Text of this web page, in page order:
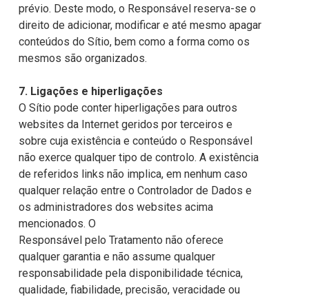
prévio. Deste modo, o Responsável reserva-se o
direito de adicionar, modificar e até mesmo apagar
conteúdos do Sítio, bem como a forma como os
mesmos são organizados.
7. Ligações e hiperligações
O Sítio pode conter hiperligações para outros
websites da Internet geridos por terceiros e
sobre cuja existência e conteúdo o Responsável
não exerce qualquer tipo de controlo. A existência
de referidos links não implica, em nenhum caso
qualquer relação entre o Controlador de Dados e
os administradores dos websites acima
mencionados. O
Responsável pelo Tratamento não oferece
qualquer garantia e não assume qualquer
responsabilidade pela disponibilidade técnica,
qualidade, fiabilidade, precisão, veracidade ou